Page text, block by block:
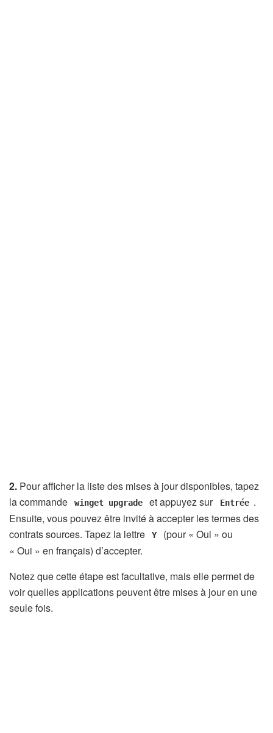
2. Pour afficher la liste des mises à jour disponibles, tapez
la commande
winget upgrade et appuyez sur Entrée .
Ensuite, vous pouvez être invité à accepter les termes des
contrats sources. Tapez la lettre
Y
(pour « Oui » ou
« Oui » en français) d’accepter.
Notez que cette étape est facultative, mais elle permet de
voir quelles applications peuvent être mises à jour en une
seule fois.